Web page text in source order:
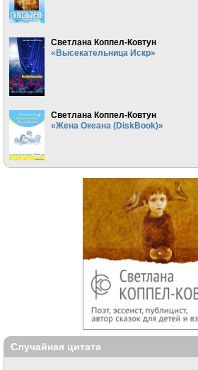
Светлана Коппел-Ковтун
«Высекательница Искр»
Светлана Коппел-Ковтун
«Жена Океана (DiskBook)»
Случайная цитата